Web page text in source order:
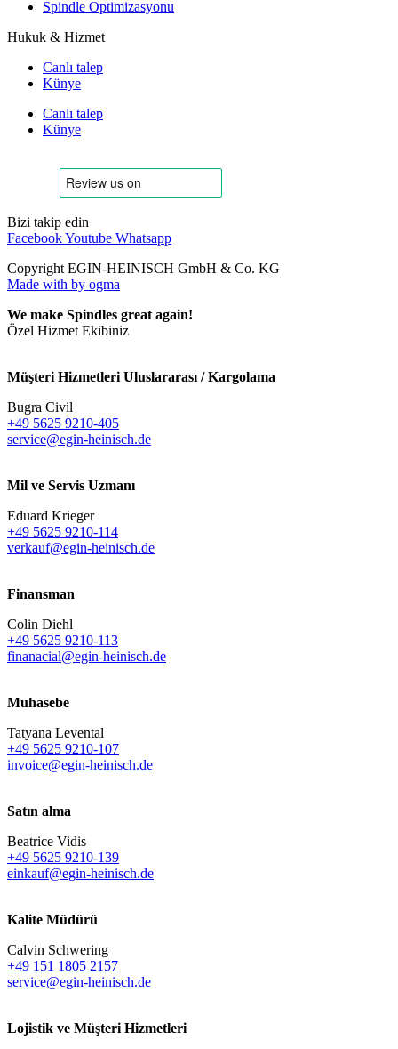
Spindle Optimizasyonu
Hukuk & Hizmet
Canlı talep
Künye
Canlı talep
Künye
Bizi takip edin
FacebookYoutube Whatsapp
Copyright EGIN-HEINISCH GmbH & Co. KG
Made with by ogma
We make Spindles great again!
Özel Hizmet Ekibiniz
Müşteri Hizmetleri Uluslararası / Kargolama
Bugra Civil
+49 5625 9210-405
service@egin-heinisch.de
Mil ve Servis Uzmanı
Eduard Krieger
+49 5625 9210-114
verkauf@egin-heinisch.de
Finansman
Colin Diehl
+49 5625 9210-113
finanacial@egin-heinisch.de
Muhasebe
Tatyana Levental
+49 5625 9210-107
invoice@egin-heinisch.de
Satın alma
Beatrice Vidis
+49 5625 9210-139
einkauf@egin-heinisch.de
Kalite Müdürü
Calvin Schwering
+49 151 1805 2157
service@egin-heinisch.de
Lojistik ve Müşteri Hizmetleri